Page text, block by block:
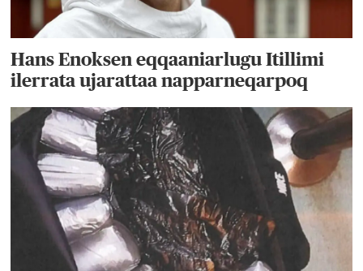
Hans Enoksen eqqaaniarlugu Itillimi
ilerrata ujarattaa napparneqarpoq